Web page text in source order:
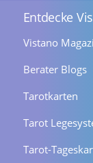
Entdecke
Vistano
Berater Blogs
Tarotkarten
Tarot
Tarot-